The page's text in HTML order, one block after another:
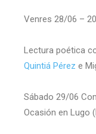
Venres 28/06 –
Lectura poética
Quintiá Pérez e
Sábado 29/06
Ocasión en Lugo